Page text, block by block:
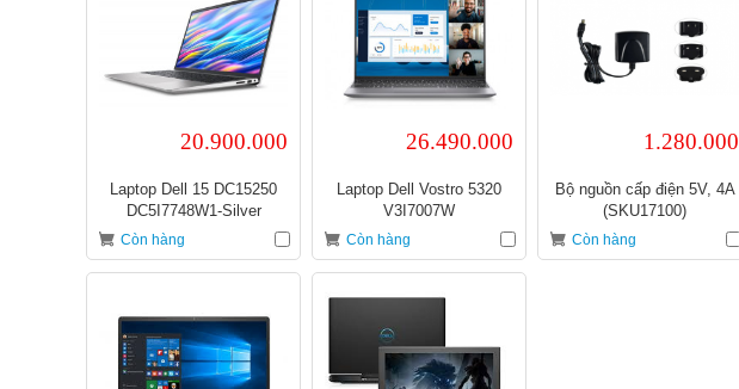
20.900.000
Laptop Dell 15 DC15250
DC5I7748W1-Silver
Còn hàng
26.490.000
Laptop Dell Vostro 5320
V3I7007W
Còn hàng
1.280.000
Bộ nguồn cấp điện 5V, 4A
(SKU17100)
Còn hàng